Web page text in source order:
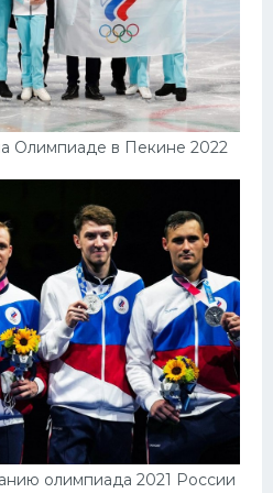
Олимпиаде в Пекине 2022
олимпиада 2021 России